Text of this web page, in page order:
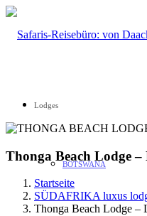
Lodges
BOTSWANA
Thonga Beach Lodge
Startseite
SÜDAFRIKA luxus
Thonga Beach Lodge –